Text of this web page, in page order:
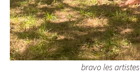
bravo les artistes